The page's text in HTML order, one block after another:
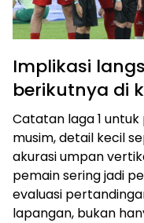
Implikasi
berikutnya di
Catatan laga 1
musim, detail kecil
akurasi umpan
pemain sering jadi
evaluasi
lapangan, bukan